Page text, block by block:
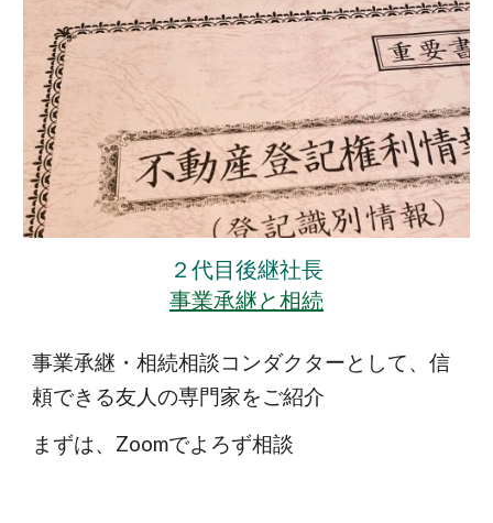
２代目後継社長
事業承継と相続
事業承継・相続相談コンダクターとして、信
頼できる友人の専門家をご紹介
まずは、Zoomでよろず相談